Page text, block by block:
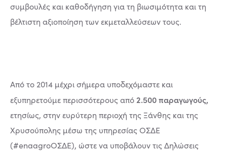
συμβουλές και καθοδήγηση για τη βιωσιμότητα και τη
βέλτιστη αξιοποίηση των εκμεταλλεύσεων τους.
Από το 2014 μέχρι σήμερα υποδεχόμαστε και
εξυπηρετούμε περισσότερους από2.500 παραγωγούς,
ετησίως, στην ευρύτερη περιοχή της Ξάνθης και της
Χρυσούπολης μέσω της υπηρεσίας ΟΣΔΕ
(#enaagroΟΣΔΕ), ώστε να υποβάλουν τις Δηλώσεις